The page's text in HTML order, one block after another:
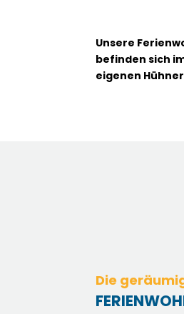
Unsere
befinden sich
eigenen
Die